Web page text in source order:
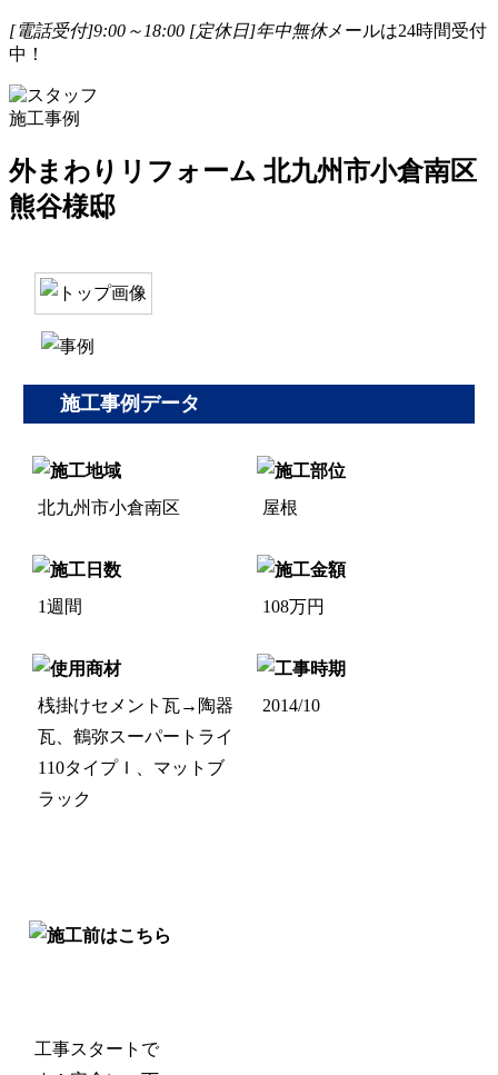
[電話受付]9:00～18:00 [定休日]年中無休メールは24時間受付
中！
施工事例
外まわりリフォーム 北九州市小倉南区
熊谷様邸
施工事例データ
北九州市小倉南区 屋根
1週間 108万円
桟掛けセメント瓦→陶器
瓦、 鶴弥スーパートライ
110タイプＩ、 マットブ
ラック
2014/10
工事スタートで